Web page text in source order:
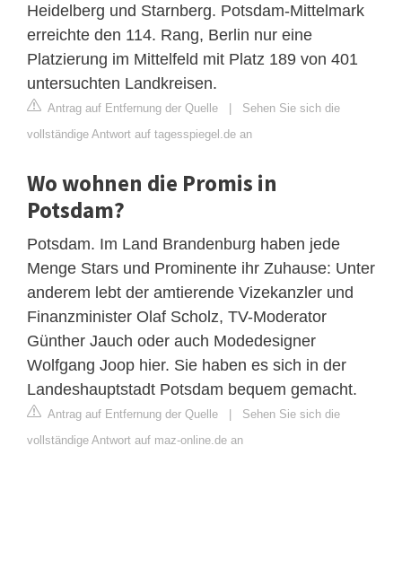
Heidelberg und Starnberg. Potsdam-Mittelmark
erreichte den 114. Rang, Berlin nur eine
Platzierung im Mittelfeld mit Platz 189 von 401
untersuchten Landkreisen.
Antrag auf Entfernung der Quelle | Sehen Sie sich die
vollständige Antwort auf tagesspiegel.de an
Wo wohnen die Promis in
Potsdam?
Potsdam. Im Land Brandenburg haben jede
Menge Stars und Prominente ihr Zuhause: Unter
anderem lebt der amtierende Vizekanzler und
Finanzminister Olaf Scholz, TV-Moderator
Günther Jauch oder auch Modedesigner
Wolfgang Joop hier. Sie haben es sich in der
Landeshauptstadt Potsdam bequem gemacht.
Antrag auf Entfernung der Quelle | Sehen Sie sich die
vollständige Antwort auf maz-online.de an